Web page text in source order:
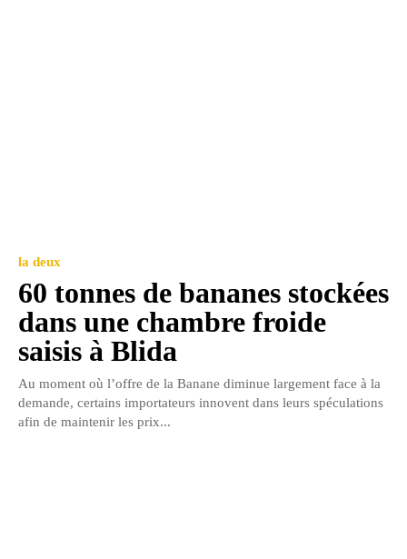
la deux
60 tonnes de bananes stockées
dans une chambre froide
saisis à Blida
Au moment où l’offre de la Banane diminue largement face à la
demande, certains importateurs innovent dans leurs spéculations
afin de maintenir les prix...